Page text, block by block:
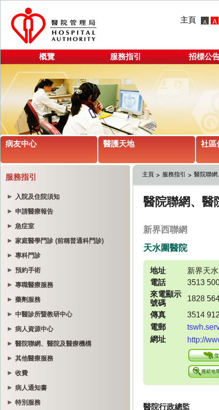
主頁
概覽 服務指引 招標公
病友中心 醫護天地 社區
服務指引
入院及住院須知
申請醫療報告
急症室
家庭醫學門診 (前稱普通科門診)
專科門診
預約手術
專職醫療服務
藥劑服務
中醫診所暨教研中心
病人資源中心
醫院聯網、醫院及醫療機構
其他醫療服務
收費
病人通知書
特別服務
主頁 服務指引 醫院聯網